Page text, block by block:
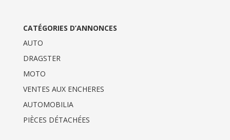
CATÉGORIES D’ANNONCES
AUTO
DRAGSTER
MOTO
VENTES AUX ENCHERES
AUTOMOBILIA
PIÈCES DÉTACHÉES